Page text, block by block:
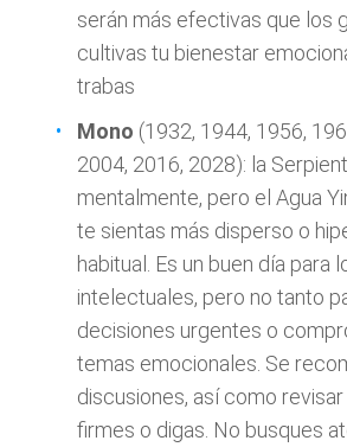
serán más efectivas que los
cultivas tu bienestar
trabas
Mono (1932, 1944, 1956,
2004, 2016, 2028): la
mentalmente, pero el Agua
te sientas más disperso o
habitual. Es un buen día para
intelectuales, pero no tanto
decisiones urgentes o
temas emocionales. Se
discusiones, así como
firmes o digas. No busques